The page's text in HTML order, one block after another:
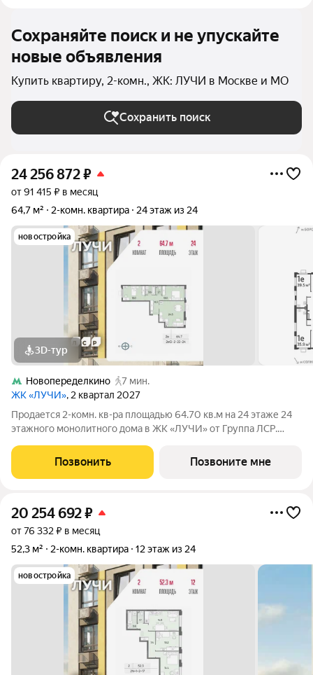
Сохраняйте поиск и не упускайте
новые объявления
Купить квартиру, 2-комн., ЖК: ЛУЧИ в Москве и МО
Сохранить поиск
24 256 872₽
от 91 415 ₽ в месяц
64,7 м²
2-комн. квартира 24 этаж из 24
новостройка
3D-тур
Новопеределкино
7 мин.
ЖК «ЛУЧИ», 2 квартал 2027
Продается 2-комн. кв-ра площадью 64.70 кв.м на 24 этаже 24
этажного монолитного дома в ЖК «ЛУЧИ» от Группа ЛСР.
самых зелёных и благоприятных для жизни районов столицы
Солнцево, который
Позвонить Позвоните мне
20 254 692₽
от 76 332 ₽ в месяц
52,3 м²
2-комн. квартира 12 этаж из 24
новостройка